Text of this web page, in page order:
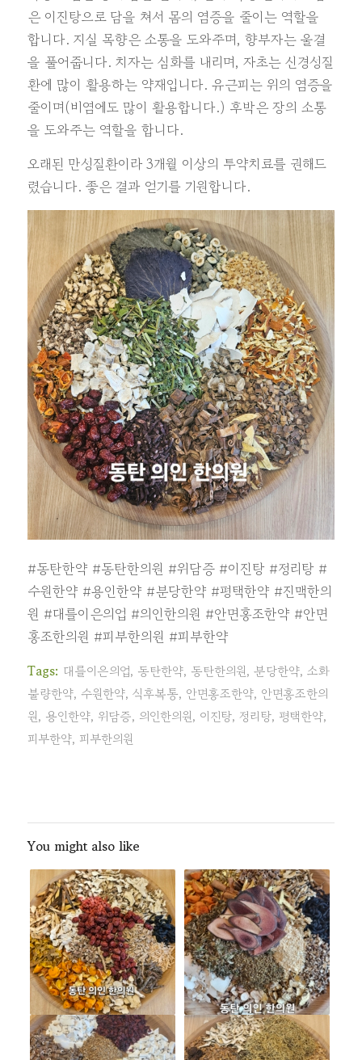
은 이진탕으로 담을 쳐서 몸의 염증을 줄이는 역할을
합니다. 지실 목향은 소통을 도와주며, 향부자는 울결
을 풀어줍니다. 치자는 심화를 내리며, 자초는 신경성질
환에 많이 활용하는 약재입니다. 유근피는 위의 염증을
줄이며(비염에도 많이 활용합니다.) 후박은 장의 소통
을 도와주는 역할을 합니다.
오래된 만성질환이라 3개월 이상의 투약치료를 권해드
렸습니다. 좋은 결과 얻기를 기원합니다.
#동탄한약 #동탄한의원 #위담증 #이진탕 #정리탕 #
수원한약 #용인한약 #분당한약 #평택한약 #진맥한의
원 #대를이은의업 #의인한의원 #안면홍조한약 #안면
홍조한의원 #피부한의원 #피부한약
Tags: 대를이은의업, 동탄한약, 동탄한의원, 분당한약, 소화
불량한약, 수원한약, 식후복통, 안면홍조한약, 안면홍조한의
원, 용인한약, 위담증, 의인한의원, 이진탕, 정리탕, 평택한약,
피부한약, 피부한의원
You might also like